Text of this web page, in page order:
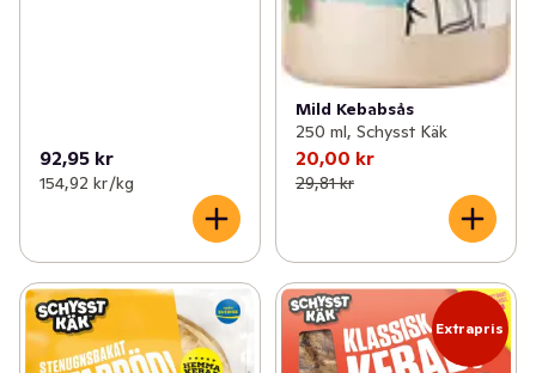
92,95 kr
154,92 kr /kg
Mild Kebabsås
250 ml, Schysst Käk
20,00 kr
29,81 kr
Extrapris